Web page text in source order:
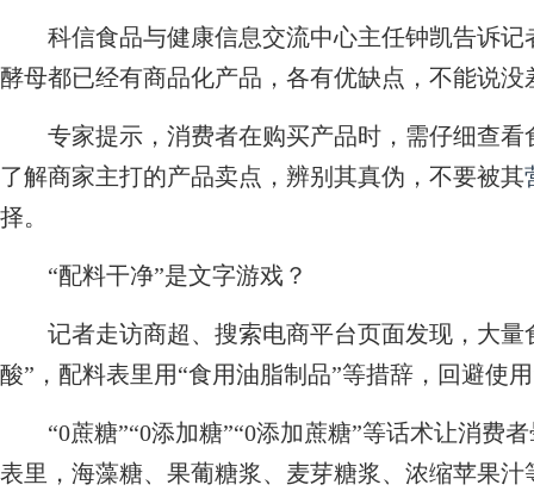
科信食品与健康信息交流中心主任钟凯告诉记
酵母都已经有商品化产品，各有优缺点，不能说
专家提示，消费者在购买产品时，需仔细查看
了解商家主打的产品卖点，辨别其真伪，不要被其
择。
“配料干净”是文字游戏？
记者走访商超、搜索电商平台页面发现，大量
酸”，配料表里用“食用油脂制品”等措辞，回避使
“0蔗糖”“0添加糖”“0添加蔗糖”等话术让消费者
表里，海藻糖、果葡糖浆、麦芽糖浆、浓缩苹果